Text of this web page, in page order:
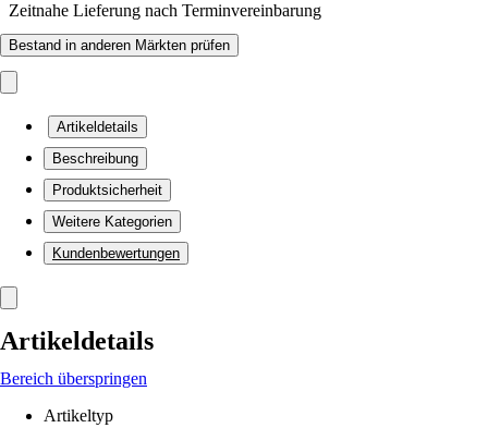
Zeitnahe Lieferung nach Terminvereinbarung
Bestand in anderen Märkten prüfen
Artikeldetails
Beschreibung
Produktsicherheit
Weitere Kategorien
Kundenbewertungen
Artikeldetails
Bereich überspringen
Artikeltyp